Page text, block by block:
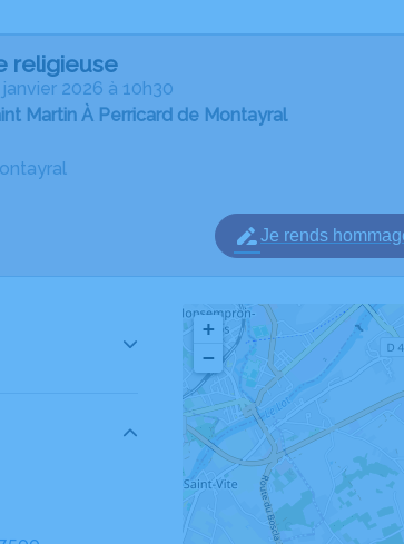
religieuse
janvier 2026 à 10h30
Martin À Perricard de Montayral
Je rends
+
−